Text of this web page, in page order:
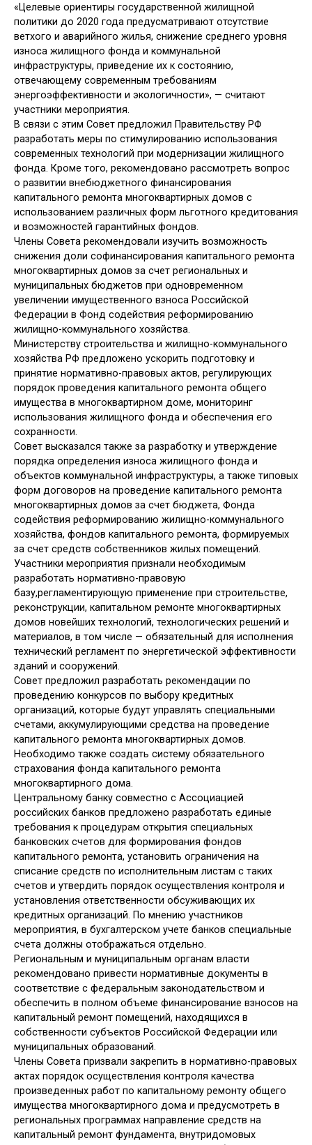
«Целевые ориентиры государственной жилищной
политики до 2020 года предусматривают отсутствие
ветхого и аварийного жилья, снижение среднего уровня
износа жилищного фонда и коммунальной
инфраструктуры, приведение их к состоянию,
отвечающему современным требованиям
энергоэффективности и экологичности», — считают
участники мероприятия.
В связи с этим Совет предложил Правительству РФ
разработать меры по стимулированию использования
современных технологий при модернизации жилищного
фонда. Кроме того, рекомендовано рассмотреть вопрос
о развитии внебюджетного финансирования
капитального ремонта многоквартирных домов с
использованием различных форм льготного кредитования
и возможностей гарантийных фондов.
Члены Совета рекомендовали изучить возможность
снижения доли софинансирования капитального ремонта
многоквартирных домов за счет региональных и
муниципальных бюджетов при одновременном
увеличении имущественного взноса Российской
Федерации в Фонд содействия реформированию
жилищно-коммунального хозяйства.
Министерству строительства и жилищно-коммунального
хозяйства РФ предложено ускорить подготовку и
принятие нормативно-правовых актов, регулирующих
порядок проведения капитального ремонта общего
имущества в многоквартирном доме, мониторинг
использования жилищного фонда и обеспечения его
сохранности.
Совет высказался также за разработку и утверждение
порядка определения износа жилищного фонда и
объектов коммунальной инфраструктуры, а также типовых
форм договоров на проведение капитального ремонта
многоквартирных домов за счет бюджета, Фонда
содействия реформированию жилищно-коммунального
хозяйства, фондов капитального ремонта, формируемых
за счет средств собственников жилых помещений.
Участники мероприятия признали необходимым
разработать нормативно-правовую
базу,регламентирующую применение при строительстве,
реконструкции, капитальном ремонте многоквартирных
домов новейших технологий, технологических решений и
материалов, в том числе — обязательный для исполнения
технический регламент по энергетической эффективности
зданий и сооружений.
Совет предложил разработать рекомендации по
проведению конкурсов по выбору кредитных
организаций, которые будут управлять специальными
счетами, аккумулирующими средства на проведение
капитального ремонта многоквартирных домов.
Необходимо также создать систему обязательного
страхования фонда капитального ремонта
многоквартирного дома.
Центральному банку совместно с Ассоциацией
российских банков предложено разработать единые
требования к процедурам открытия специальных
банковских счетов для формирования фондов
капитального ремонта, установить ограничения на
списание средств по исполнительным листам с таких
счетов и утвердить порядок осуществления контроля и
установления ответственности обсуживающих их
кредитных организаций. По мнению участников
мероприятия, в бухгалтерском учете банков специальные
счета должны отображаться отдельно.
Региональным и муниципальным органам власти
рекомендовано привести нормативные документы в
соответствие с федеральным законодательством и
обеспечить в полном объеме финансирование взносов на
капитальный ремонт помещений, находящихся в
собственности субъектов Российской Федерации или
муниципальных образований.
Члены Совета призвали закрепить в нормативно-правовых
актах порядок осуществления контроля качества
произведенных работ по капитальному ремонту общего
имущества многоквартирного дома и предусмотреть в
региональных программах направление средств на
капитальный ремонт фундамента, внутридомовых